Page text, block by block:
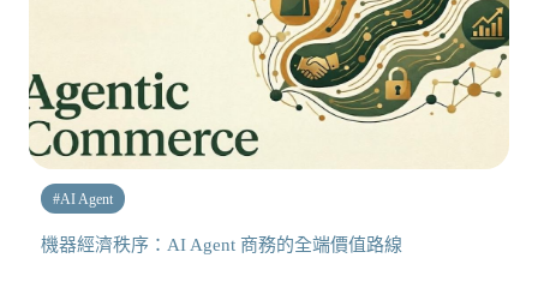
#AI Agent
機器經濟秩序：AI Agent 商務的全端價值路線